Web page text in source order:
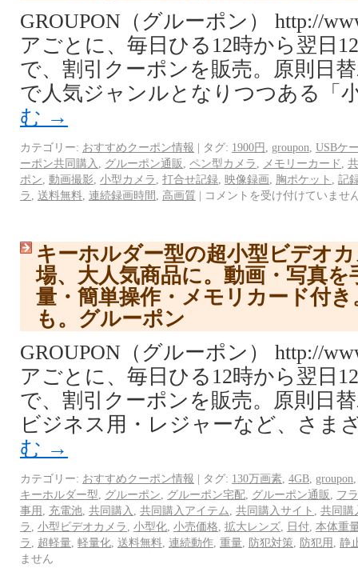
GROUPON（グルーポン） http://
アごとに、毎日ひる12時から翌日
で、割引クーポンを販売。原則日
で人気ジャンルとなりつつある「
む →
カテゴリー: おすすめクーポン情報 | タグ: 1900円 groupon USBケ
ーポン共同購入
グルーポン通販 ペン型カメラ メモリーカード
ポン 動画撮影 小型カメラ 打合せ記録 映像録画 胸ポケット
記
ラ
送料無料 連続録画時間 高画質 | コメントを受け付けていませ
キーホルダー型の超小型ビデオ
場、大人気商品に。動画・写真を
量・簡単操作・メモリカード付
も。グルーポン
GROUPON（グルーポン） http://
アごとに、毎日ひる12時から翌日
で、割引クーポンを販売。原則日
ビジネス用・レジャーなど、さ
む →
カテゴリー: おすすめクーポン情報 | タグ: 130万画素 4GB groupon
キーホルダー型
グルーポン グルーポン宅配 グルーポン通販
フ
事用
充電池 共同購入 共同購入アイテム 共同購入サイト
共同購
ラ
小型ビデオカメラ 小型化 小売価格 拡大レンズ 日付 本体重
ラ
超軽量 軽量化 送料無料 連続動作 重量 防犯対策 防犯用
静
ません